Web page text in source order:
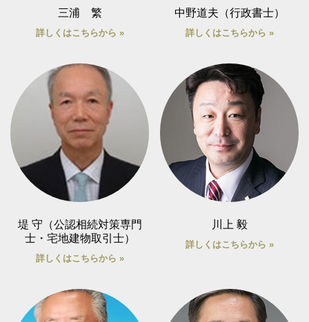
三浦 繁
詳しくはこちらから »
中野道夫（行政書士）
詳しくはこちらから »
堤 守（公認相続対策専門
士・宅地建物取引士）
詳しくはこちらから »
川上 毅
詳しくはこちらから »